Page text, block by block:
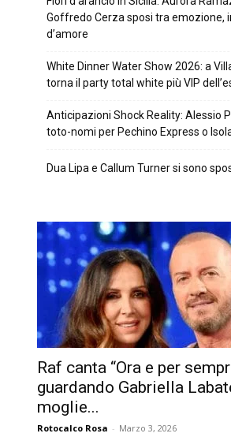
Goffredo Cerza sposi tra emozione,
d’amore
White Dinner Water Show 2026: a
torna il party total white più VIP
Anticipazioni Shock Reality: Alessio
toto-nomi per Pechino Express o
Dua Lipa e Callum Turner si sono
Raf canta “Ora e per
guardando Gabriella
moglie...
Rotocalco Rosa - Marzo 3, 2026